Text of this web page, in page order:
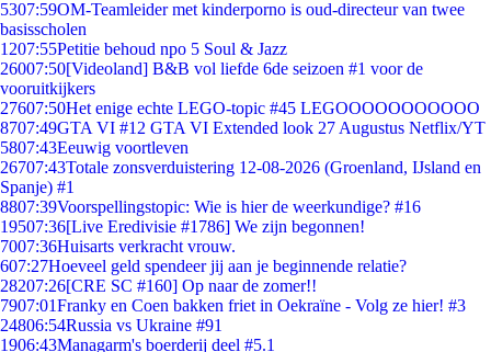
5307:59OM-Teamleider met kinderporno is oud-directeur van twee
basisscholen
1207:55Petitie behoud npo 5 Soul & Jazz
26007:50[Videoland] B&B vol liefde 6de seizoen #1 voor de
vooruitkijkers
27607:50Het enige echte LEGO-topic #45 LEGOOOOOOOOOOO
8707:49GTA VI #12 GTA VI Extended look 27 Augustus Netflix/YT
5807:43Eeuwig voortleven
26707:43Totale zonsverduistering 12-08-2026 (Groenland, IJsland en
Spanje) #1
8807:39Voorspellingstopic: Wie is hier de weerkundige? #16
19507:36[Live Eredivisie #1786] We zijn begonnen!
7007:36Huisarts verkracht vrouw.
607:27Hoeveel geld spendeer jij aan je beginnende relatie?
28207:26[CRE SC #160] Op naar de zomer!!
7907:01Franky en Coen bakken friet in Oekraïne - Volg ze hier! #3
24806:54Russia vs Ukraine #91
1906:43Managarm's boerderij deel #5.1